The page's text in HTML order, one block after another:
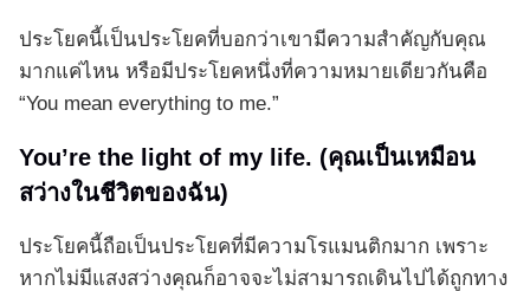
ประโยคนี้เป็นประโยคที่บอกว่าเขามีความสำคัญกับคุณ
มากแค่ไหน หรือมีประโยคหนึ่งที่ความหมายเดียวกันคือ
“You mean everything to me.”
You’re the light of my life. (คุณเป็นเหมือน
สว่างในชีวิตของฉัน)
ประโยคนี้ถือเป็นประโยคที่มีความโรแมนติกมาก เพราะ
หากไม่มีแสงสว่างคุณก็อาจจะไม่สามารถเดินไปได้ถูกทาง